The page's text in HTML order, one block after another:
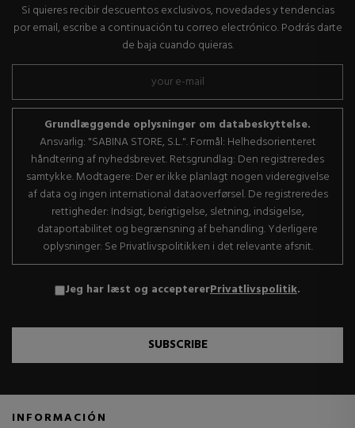
Si quieres recibir descuentos exclusivos, novedades y tendencias
por email, escribe a continuación tu correo electrónico. Podrás darte
de baja cuando quieras.
Grundlæggende oplysninger om databeskyttelse.
Ansvarlig: "SABINA STORE, S.L.". Formål: Helhedsorienteret
håndtering af nyhedsbrevet. Retsgrundlag: Den registreredes
samtykke. Modtagere: Der er ikke planlagt nogen videregivelse
af data og ingen international dataoverførsel. De registreredes
rettigheder: Indsigt, berigtigelse, sletning, indsigelse,
dataportabilitet og begrænsning af behandling. Yderligere
oplysninger: Se Privatlivspolitikken i det relevante afsnit.
Jeg har læst og acceptererPrivatlivspolitik.
SUBSCRIBE
INFORMACIÓN